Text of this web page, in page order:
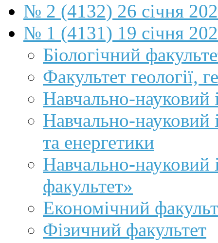
№ 2 (4132) 26 січня
№ 1 (4131) 19 січня
Біологічний
Факультет геології,
Навчально-науковий
Навчально-науковий
та енергетики
Навчально-науковий
факультет»
Економічний
Фізичний факультет